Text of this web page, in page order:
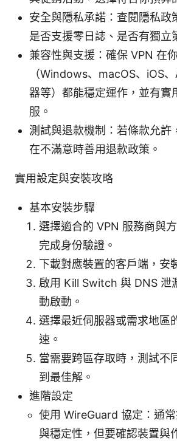
安全與隱私承諾：查閱隱私政
是否支援零日誌、是否有獨立
兼容性與支援：確保 VPN 在
（Windows、macOS、iOS
器等）都能穩定運作，並有實
服。
測試與退款機制：若條款允許
在不滿意時善用退款政策。
實用設定與安裝攻略
基本安裝步驟
選擇適合的 VPN 服務商與
完成身份驗證。
下載對應裝置的客戶端，安
啟用 Kill Switch 與 DNS 泄
動啟動。
選擇最近伺服器或需求地區
速。
當需要跨區存取時，測試不
到最佳解。
進階設定
使用 WireGuard 協定：通
與穩定性，但要確認裝置與